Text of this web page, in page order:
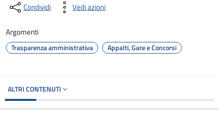
Condividi Vedi azioni
Argomenti
Trasparenza amministrativa Appalti, Gare e Concorsi
ALTRI CONTENUTI